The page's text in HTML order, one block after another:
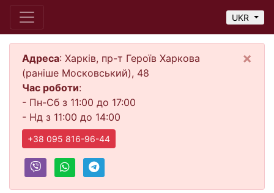
UKR
Адреса: Харків, пр-т Героїв Харкова
(раніше Московський), 48
Час роботи:
- Пн-Сб з 11:00 до 17:00
- Нд з 11:00 до 14:00
+38 095 816-96-44
×